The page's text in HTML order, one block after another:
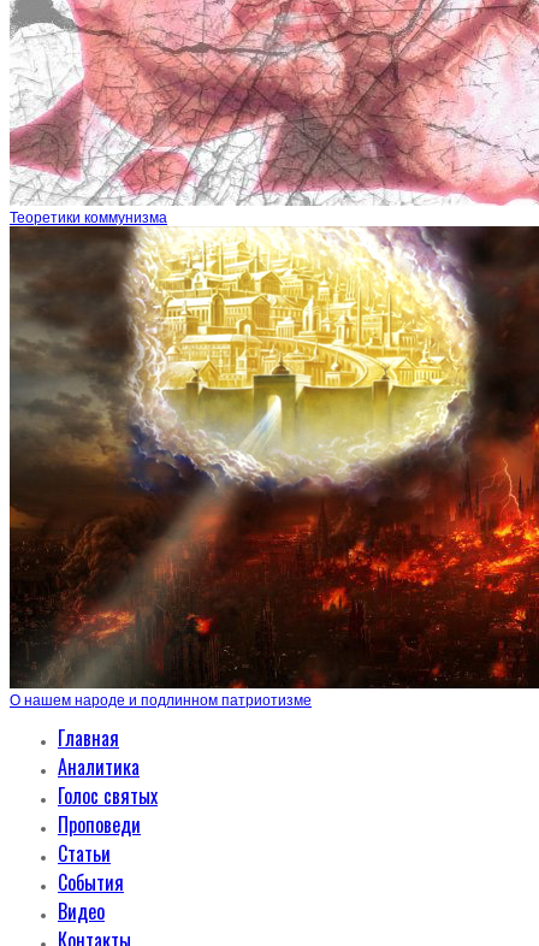
Теоретики коммунизма
О нашем народе и подлинном патриотизме
Главная
Аналитика
Голос святых
Проповеди
Статьи
События
Видео
Контакты